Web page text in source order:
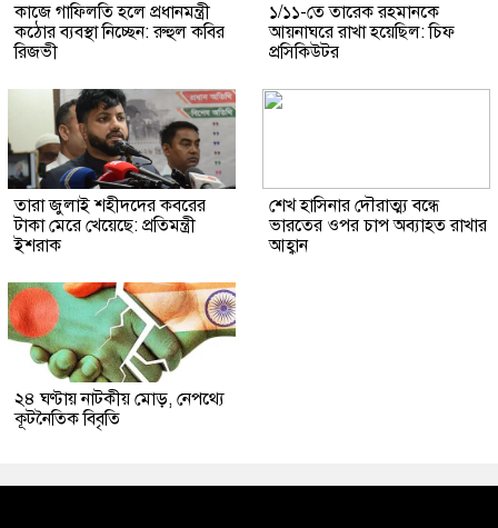
কাজে গাফিলতি হলে প্রধানমন্ত্রী
কঠোর ব্যবস্থা নিচ্ছেন: রুহুল কবির
রিজভী
১/১১-তে তারেক রহমানকে
আয়নাঘরে রাখা হয়েছিল: চিফ
প্রসিকিউটর
তারা জুলাই শহীদদের কবরের
টাকা মেরে খেয়েছে: প্রতিমন্ত্রী
ইশরাক
শেখ হাসিনার দৌরাত্ম্য বন্ধে
ভারতের ওপর চাপ অব্যাহত রাখার
আহ্বান
২৪ ঘণ্টায় নাটকীয় মোড়, নেপথ্যে
কূটনৈতিক বিবৃতি